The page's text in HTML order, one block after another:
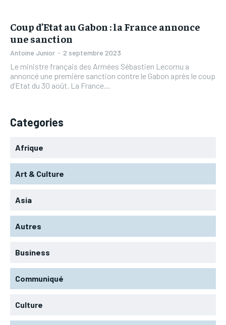
Coup d’Etat au Gabon : la France annonce
une sanction
Antoine Junior - 2 septembre 2023
Le ministre français des Armées Sébastien Lecornu a
annoncé une première sanction contre le Gabon après le coup
d’Etat du 30 août. La France...
Categories
Afrique
Art & Culture
Asia
Autres
Business
Communiqué
Culture